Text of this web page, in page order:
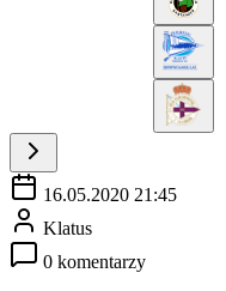
16.05.2020 21:45
Klatus
0 komentarzy